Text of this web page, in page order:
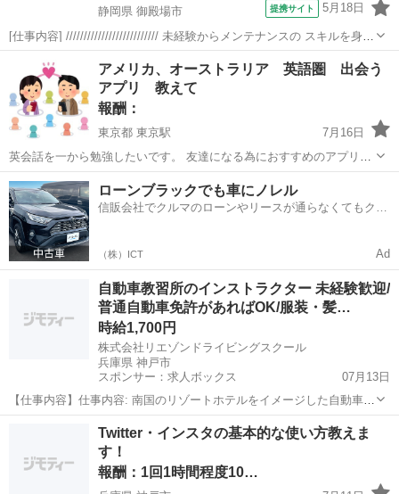
静岡県 御殿場市
提携サイト 5月18日
[仕事内容] ////////////////////////// 未経験からメンテナンスの スキルを身に
つけられるお仕事です！ 模型やプラモデルの作成など、 細かい作業が
得意な方、大歓迎です！ //////////////...
工場
アメリカ、オーストラリア 英語圏 出会う
アプリ 教えて
報酬：
東京都 東京駅
7月16日
英会話を一から勉強したいです。 友達になる為におすすめのアプリ教
えてください。 Facebookとか有名ですが、 おすすめあれば教えてく
ださい。 課金があるような異性を求めるアプリは要らないです。
東京 中央区 東京駅 教えて アプリ
ローンブラックでも車にノレル
信販会社でクルマのローンやリースが通らなくてもクル
（株）ICT Ad
自動車教習所のインストラクター 未経験歓迎/
普通自動車免許があればOK/服装・髪…
時給1,700円
株式会社リエゾンドライビングスクール
兵庫県 神戸市
スポンサー：求人ボックス
07月13日
【仕事内容】仕事内容: 南国のリゾートホテルをイメージした自動車教
習所にて、インストラクター業務をお任せします。教習生の多くは20
代の大学生。運転技術を教えるだけでなく、時には学校生活や趣味の
話をしながら、一人ひとりの成長をサポー...
正社員 / アルバイト・パート
Twitter・インスタの基本的な使い方教えま
す！
報酬：1回1時間程度10…